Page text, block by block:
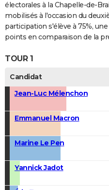
électorales à la Chapelle-de-
mobilisés à l'occasion du
participation s'élève à 75%,
points en comparaison de la
TOUR 1
Candidat
Jean-Luc Mélenchon
Emmanuel Macron
Marine Le Pen
Yannick Jadot